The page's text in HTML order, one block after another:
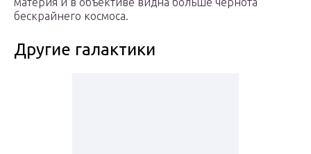
бескрайнего космоса.
Другие галактики